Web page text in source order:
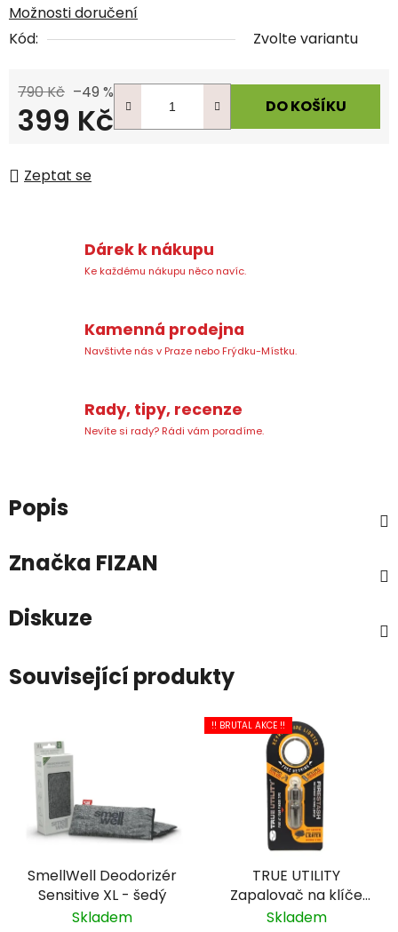
Možnosti doručení
Kód:
Zvolte variantu
790 Kč –49 %
399 Kč DO KOŠÍKU
Zeptat se
Dárek k nákupu
Ke každému nákupu něco navíc.
Kamenná prodejna
Navštivte nás v Praze nebo Frýdku-Místku.
Rady, tipy, recenze
Nevíte si rady? Rádi vám poradíme.
Popis
Značka FIZAN
Diskuze
Související produkty
SmellWell Deodorizér
Sensitive XL - šedý
Skladem
!! BRUTAL AKCE !!
TRUE UTILITY
Zapalovač na klíče
Firestash
Skladem